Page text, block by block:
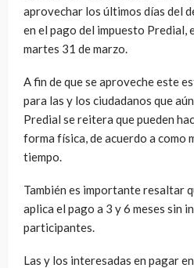
aprovechar los últimos días del
en el pago del impuesto Predial,
martes 31 de marzo.
A fin de que se aproveche este
para las y los ciudadanos que
Predial se reitera que pueden
forma física, de acuerdo a como
tiempo.
También es importante resaltar
aplica el pago a 3 y 6 meses sin
participantes.
Las y los interesadas en pagar